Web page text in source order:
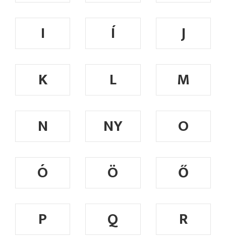
I
Í
J
K
L
M
N
NY
O
Ó
Ö
Ő
P
Q R